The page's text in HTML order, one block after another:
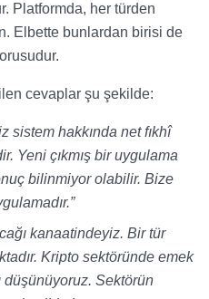
Platformda, her türden
Elbette bunlardan birisi de
cevaplar şu şekilde:
sistem hakkında net fıkhî
Yeni çıkmış bir uygulama
bilinmiyor olabilir. Bize
kanaatindeyiz. Bir tür
Kripto sektöründe emek
düşünüyoruz. Sektörün